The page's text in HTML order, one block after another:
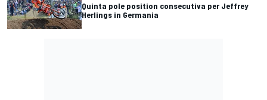
Quinta pole position consecutiva per Jeffrey
Herlings in Germania